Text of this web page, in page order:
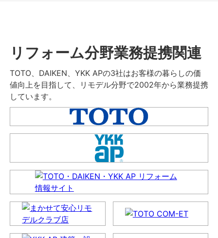
リフォーム分野業務提携関連
TOTO、DAIKEN、YKK APの3社はお客様の暮らしの価
値向上を目指して、リモデル分野で2002年から業務提携
しています。